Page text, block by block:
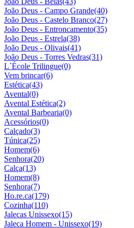
João Deus - Campo Grande(40)
João Deus - Castelo Branco(27)
João Deus - Entroncamento(35)
João Deus - Estrela(38)
João Deus - Olivais(41)
João Deus - Torres Vedras(31)
L´École Trilingue(0)
Vem brincar(6)
Estética(43)
Avental(0)
Avental Estética(2)
Avental Barbearia(0)
Acessórios(0)
Calçado(3)
Túnica(25)
Homem(6)
Senhora(20)
Calça(13)
Homem(8)
Senhora(7)
Ho.re.ca(179)
Cozinha(110)
Jalecas Unissexo(15)
Jaleca Homem - Unissexo(19)